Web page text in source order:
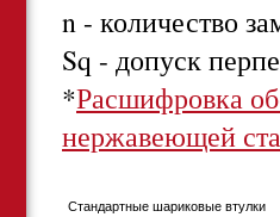
n - количество
Sq - допуск
*Расшифровка
нержавеющей
Стандартные шариковые втулки